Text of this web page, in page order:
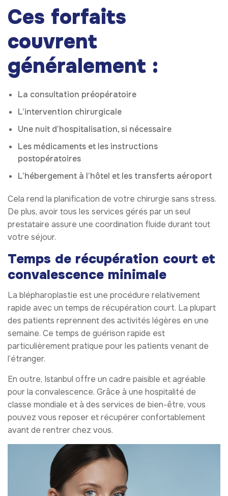
Ces forfaits
couvrent
généralement :
La consultation préopératoire
L’intervention chirurgicale
Une nuit d’hospitalisation, si nécessaire
Les médicaments et les instructions
postopératoires
L’hébergement à l’hôtel et les transferts aéroport
Cela rend la planification de votre chirurgie sans stress.
De plus, avoir tous les services gérés par un seul
prestataire assure une coordination fluide durant tout
votre séjour.
Temps de récupération court et
convalescence minimale
La blépharoplastie est une procédure relativement
rapide avec un temps de récupération court. La plupart
des patients reprennent des activités légères en une
semaine. Ce temps de guérison rapide est
particulièrement pratique pour les patients venant de
l’étranger.
En outre, Istanbul offre un cadre paisible et agréable
pour la convalescence. Grâce à une hospitalité de
classe mondiale et à des services de bien-être, vous
pouvez vous reposer et récupérer confortablement
avant de rentrer chez vous.